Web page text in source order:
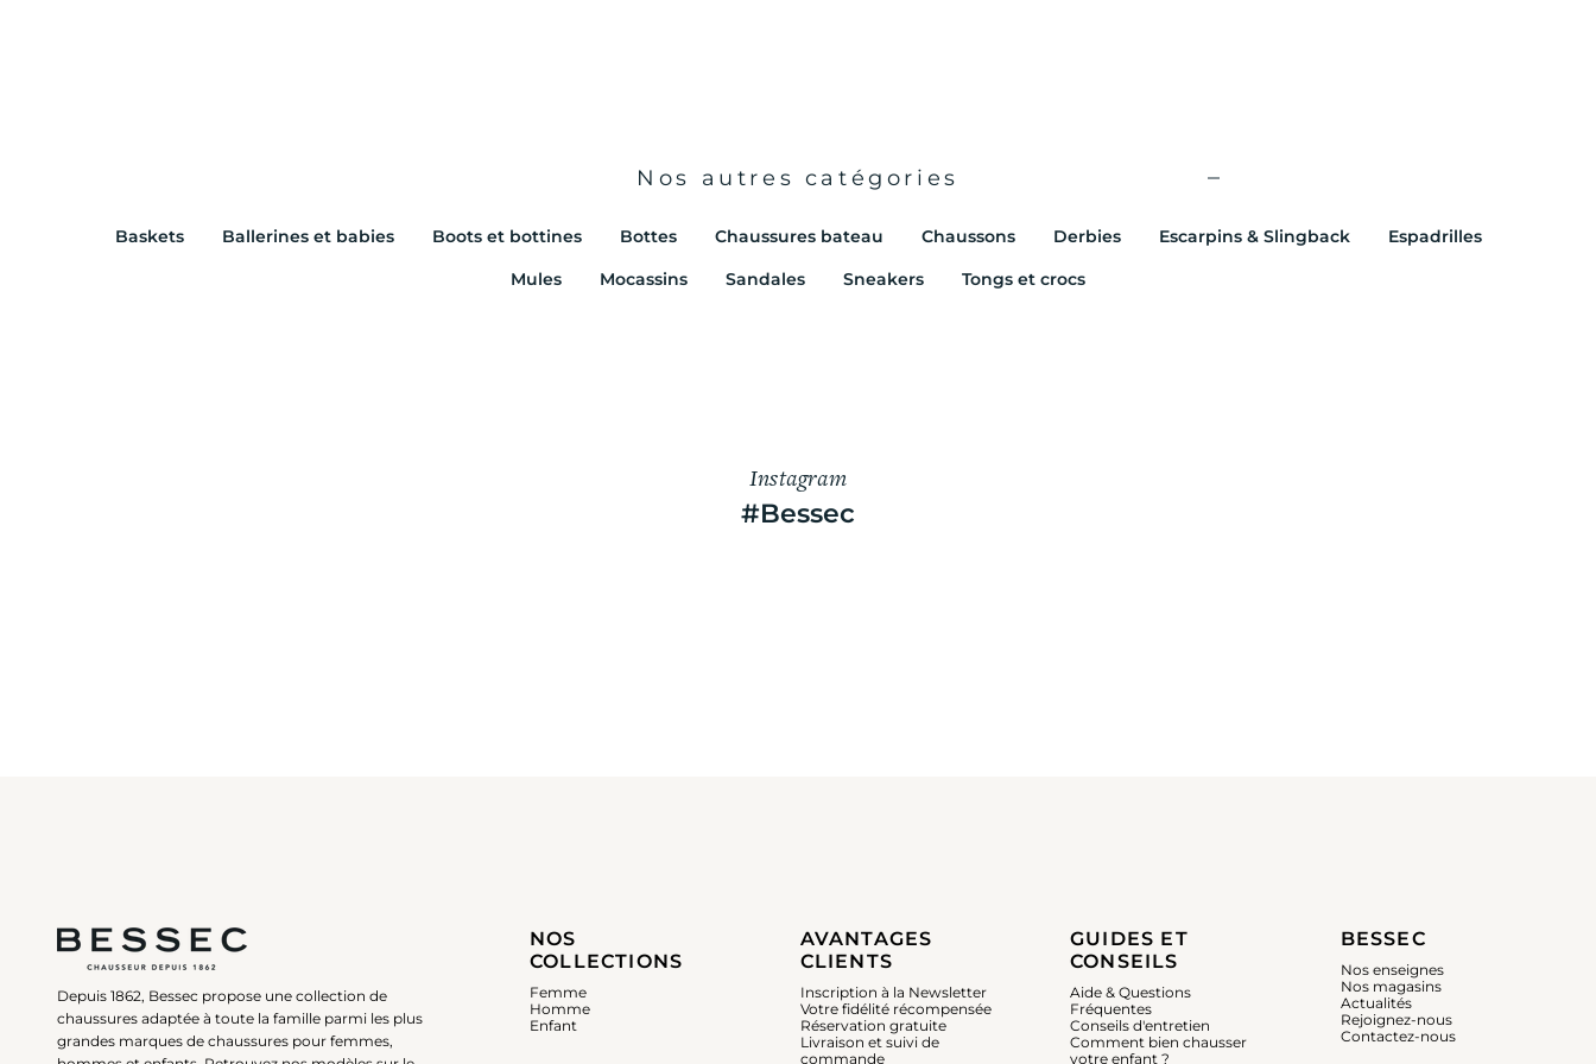
Nos autres catégories
Baskets Ballerines et babies Boots et bottines Bottes Chaussures bateau Chaussons Derbies Escarpins & Slingback
Espadrilles
Mules
Mocassins Sandales Sneakers Tongs et crocs
Instagram
#Bessec
Depuis 1862, Bessec propose une collection de
chaussures adaptée à toute la famille parmi les plus
grandes marques de chaussures pour femmes,
NOS
COLLECTIONS
Femme
Homme
Enfant
AVANTAGES
CLIENTS
Inscription à la Newsletter
Votre fidélité récompensée
Réservation gratuite
Livraison et suivi de
commande
GUIDES ET
CONSEILS
Aide & Questions
Fréquentes
Conseils d'entretien
Comment bien chausser
votre enfant ?
BESSEC
Nos enseignes
Nos magasins
Actualités
Rejoignez-nous
Contactez-nous